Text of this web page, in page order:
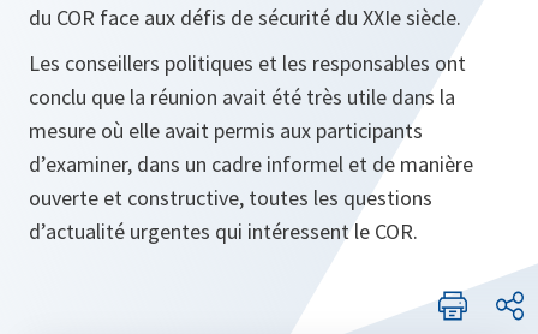
du COR face aux défis de sécurité du XXIe siècle.
Les conseillers politiques et les responsables ont
conclu que la réunion avait été très utile dans la
mesure où elle avait permis aux participants
d’examiner, dans un cadre informel et de manière
ouverte et constructive, toutes les questions
d’actualité urgentes qui intéressent le COR.